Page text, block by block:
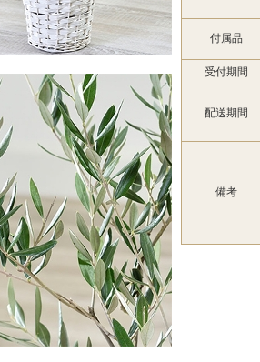
付属品
受付期間
配送期間
備考